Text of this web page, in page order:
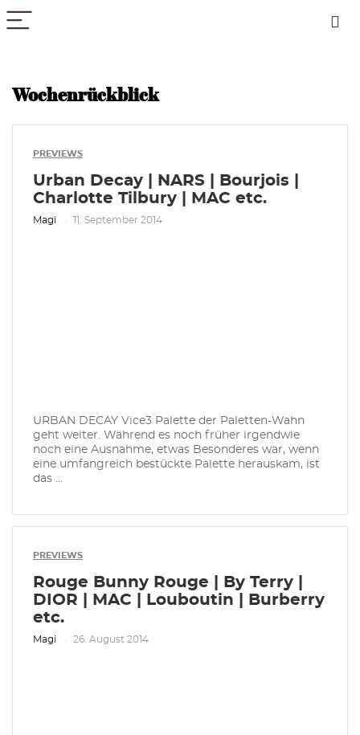
Wochenrückblick
PREVIEWS
Urban Decay | NARS | Bourjois |
Charlotte Tilbury | MAC etc.
Magi 11. September 2014
URBAN DECAY Vice3 Palette der Paletten-Wahn
geht weiter. Während es noch früher irgendwie
noch eine Ausnahme, etwas Besonderes war, wenn
eine umfangreich bestückte Palette herauskam, ist
das ...
PREVIEWS
Rouge Bunny Rouge | By Terry |
DIOR | MAC | Louboutin | Burberry
etc.
Magi 26. August 2014